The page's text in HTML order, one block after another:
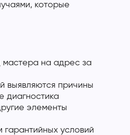
которые
мастера на адрес за
выявляются причины
диагностика
элементы
гарантийных условий